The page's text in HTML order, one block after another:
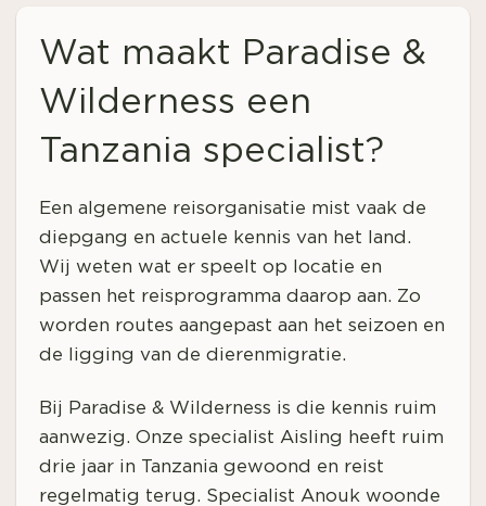
Wat maakt Paradise &
Wilderness een
Tanzania specialist?
Een algemene reisorganisatie mist vaak de
diepgang en actuele kennis van het land.
Wij weten wat er speelt op locatie en
passen het reisprogramma daarop aan. Zo
worden routes aangepast aan het seizoen en
de ligging van de dierenmigratie.
Bij Paradise & Wilderness is die kennis ruim
aanwezig. Onze specialist Aisling heeft ruim
drie jaar in Tanzania gewoond en reist
regelmatig terug. Specialist Anouk woonde